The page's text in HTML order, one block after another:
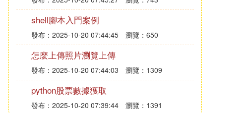
shell腳本入門案例
發布：2025-10-20 07:44:45 瀏覽：650
怎麼上傳照片瀏覽上傳
發布：2025-10-20 07:44:03 瀏覽：1309
python股票數據獲取
發布：2025-10-20 07:39:44 瀏覽：1391